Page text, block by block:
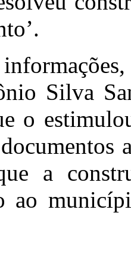
Silva
o
a
ao